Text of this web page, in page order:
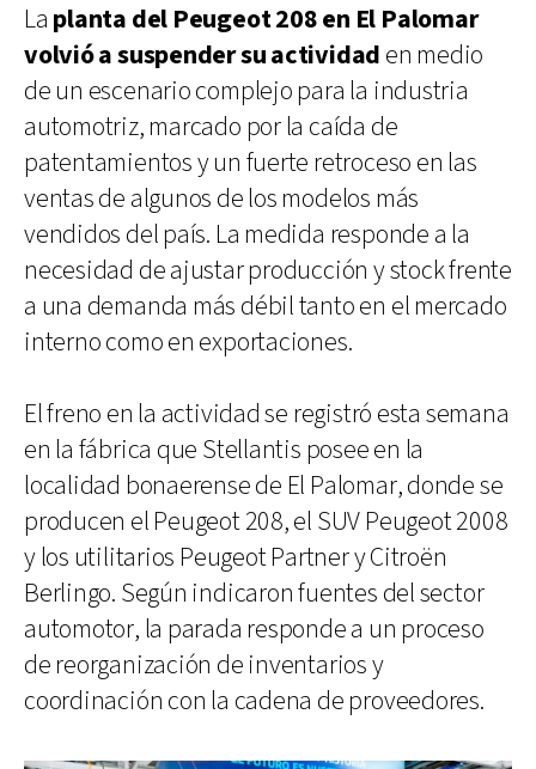
La planta del Peugeot 208 en El Palomar
volvió a suspender su actividad en medio
de un escenario complejo para la industria
automotriz, marcado por la caída de
patentamientos y un fuerte retroceso en las
ventas de algunos de los modelos más
vendidos del país. La medida responde a la
necesidad de ajustar producción y stock frente
a una demanda más débil tanto en el mercado
interno como en exportaciones.
El freno en la actividad se registró esta semana
en la fábrica que Stellantis posee en la
localidad bonaerense de El Palomar, donde se
producen el Peugeot 208, el SUV Peugeot 2008
y los utilitarios Peugeot Partner y Citroën
Berlingo. Según indicaron fuentes del sector
automotor, la parada responde a un proceso
de reorganización de inventarios y
coordinación con la cadena de proveedores.